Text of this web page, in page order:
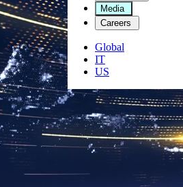
Media
Careers
Global
IT
US
di rilievo, insieme agli
dalle nostre ricerche, iniziative e